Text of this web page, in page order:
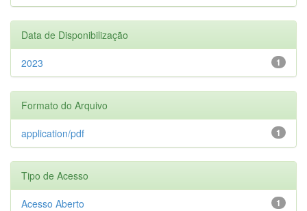
Data de Disponibilização
1
2023
Formato do Arquivo
1
application/pdf
Tipo de Acesso
1
Acesso Aberto